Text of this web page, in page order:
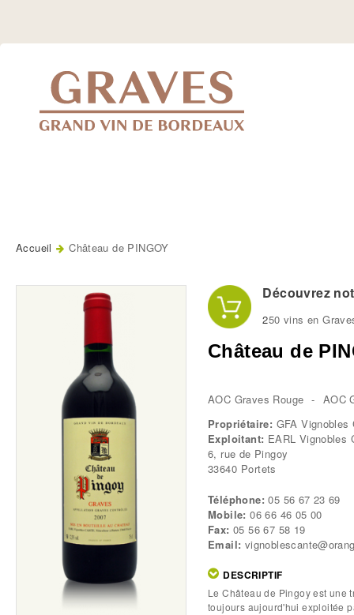
Jump
Accueil Château de PINGOY
Découvrez
250 vins en
Château de
AOC Graves Rouge
AOC
Propriétaire: GFA Vignobles
Exploitant: EARL Vignobles
6, rue de Pingoy
33640 Portets
Téléphone:05 56 67 23 69
Mobile:06 66 46 05 00
Fax:05 56 67 58 19
Email:
Tabs
DESCRIPTIF
ACTIF)
Le Château de Pingoy est une
toujours aujourd'hui